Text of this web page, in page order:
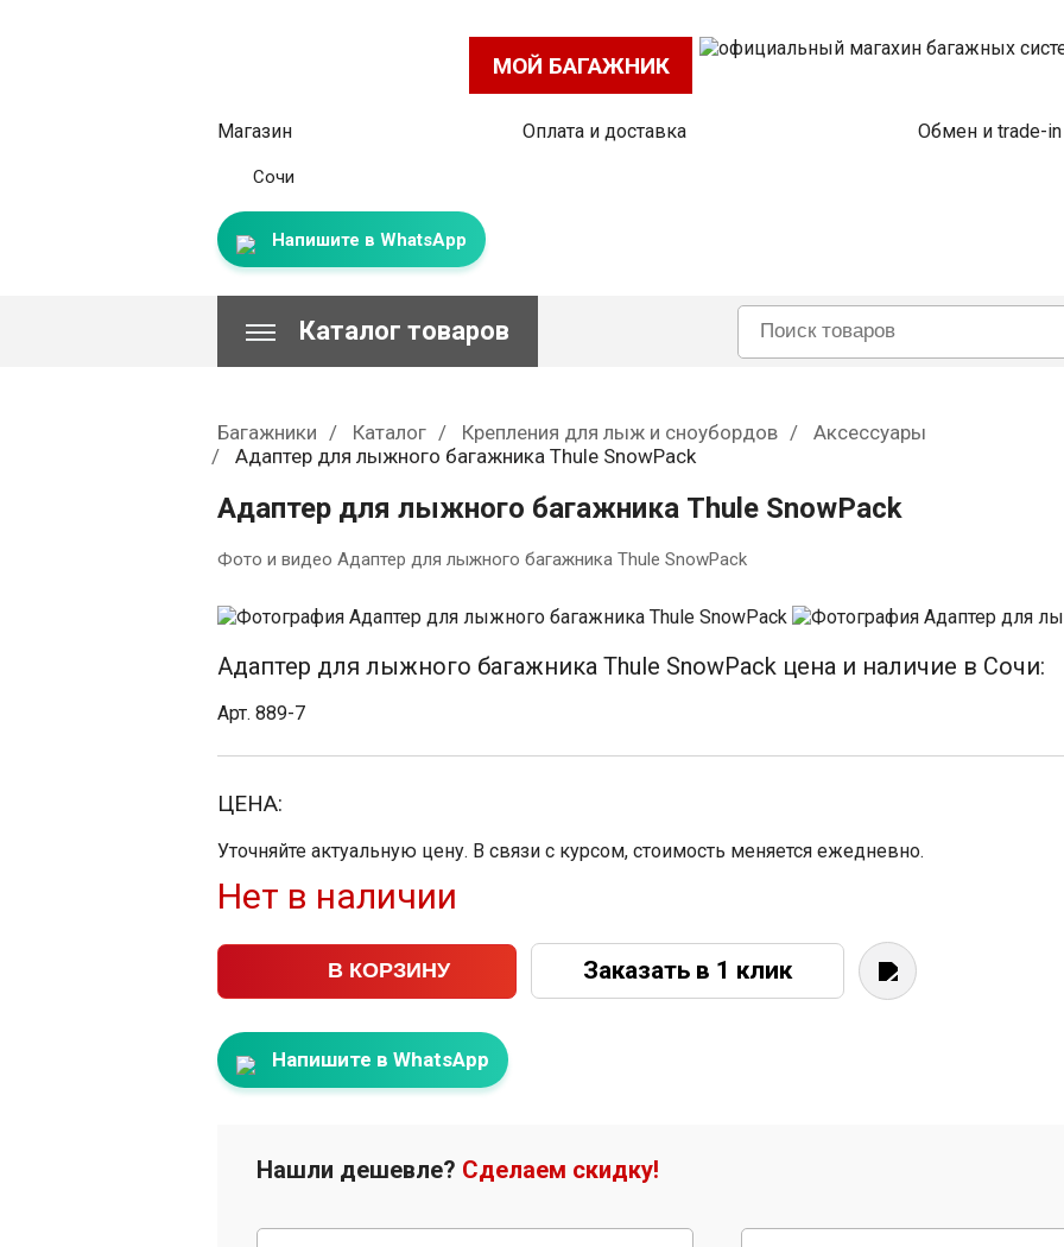
МОЙ БАГАЖНИК
Магазин Оплата и доставка Обмен и trade-in
Сочи
Напишите в WhatsApp
Каталог товаров
Багажники Каталог Крепления для лыж и сноубордов
Аксессуары
Адаптер для лыжного багажника Thule SnowPack
Адаптер для лыжного багажника Thule SnowPack
Фото и видео Адаптер для лыжного багажника Thule SnowPack
Адаптер для лыжного багажника Thule SnowPack цена и наличие в Сочи:
Арт. 889-7
ЦЕНА:
Уточняйте актуальную цену. В связи с курсом, стоимость меняется ежедневно.
Нет в наличии
В КОРЗИНУ Заказать в 1 клик
Напишите в WhatsApp
Нашли дешевле? Сделаем скидку!